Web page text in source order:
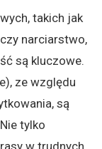
takich jak
narciarstwo,
są kluczowe.
ze względu
są
tylko
w trudnych